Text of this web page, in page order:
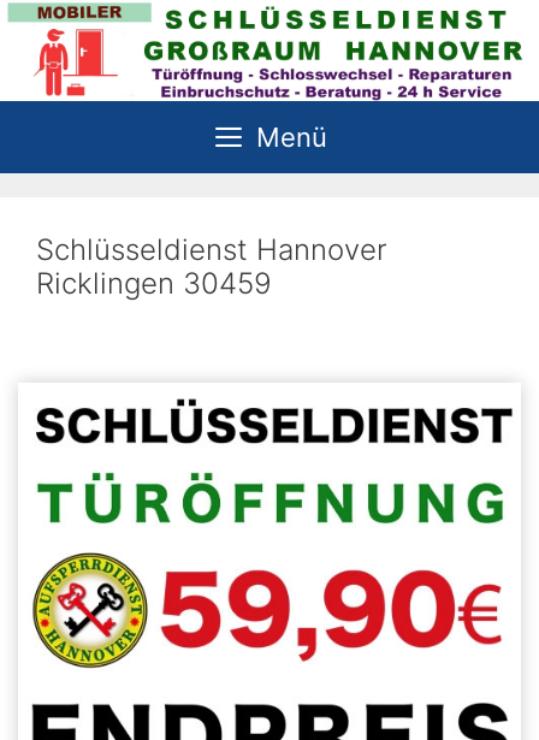
Zum
Inhalt
springen
Menü
Schlüsseldienst Hannover
Ricklingen 30459